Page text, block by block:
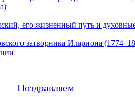
его жизненный путь и
затворника Илариона
Поздравляем